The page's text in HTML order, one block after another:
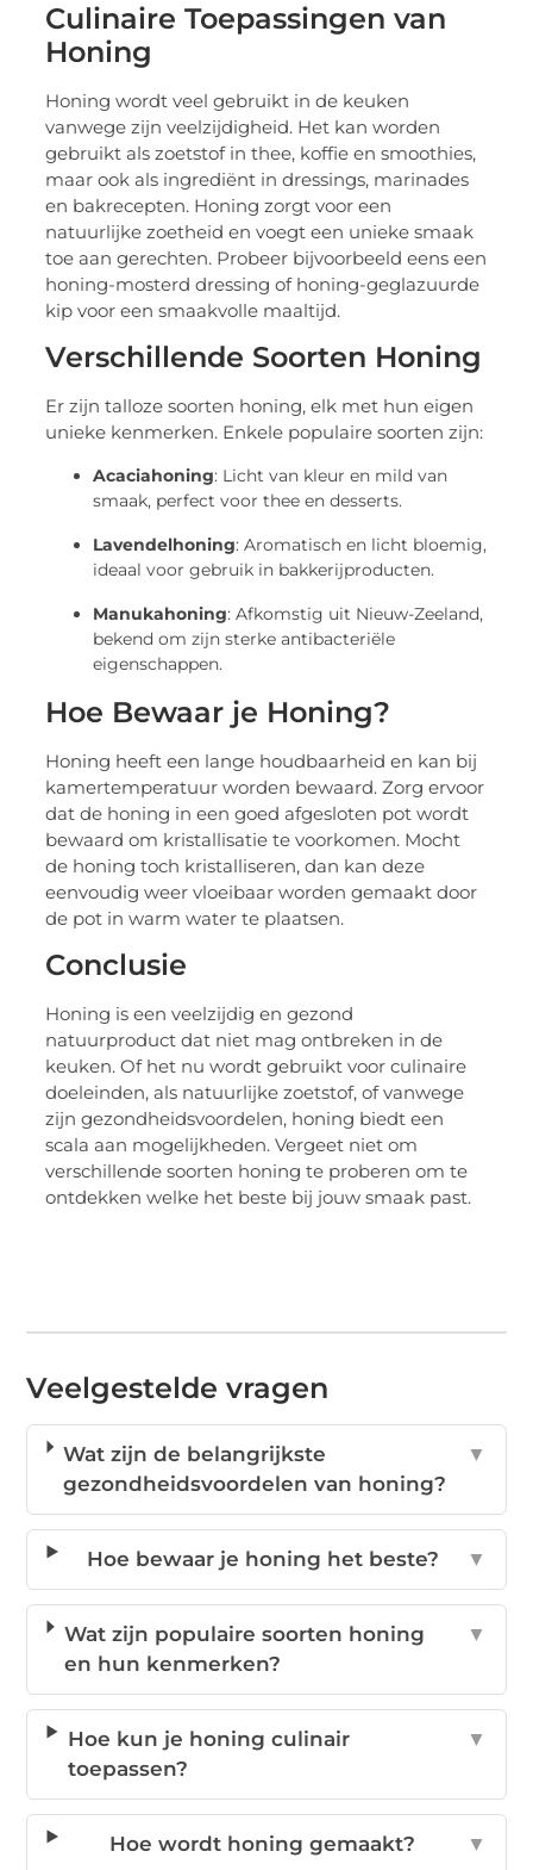
Culinaire Toepassingen van
Honing
Honing wordt veel gebruikt in de keuken
vanwege zijn veelzijdigheid. Het kan worden
gebruikt als zoetstof in thee, koffie en smoothies,
maar ook als ingrediënt in dressings, marinades
en bakrecepten. Honing zorgt voor een
natuurlijke zoetheid en voegt een unieke smaak
toe aan gerechten. Probeer bijvoorbeeld eens een
honing-mosterd dressing of honing-geglazuurde
kip voor een smaakvolle maaltijd.
Verschillende Soorten Honing
Er zijn talloze soorten honing, elk met hun eigen
unieke kenmerken. Enkele populaire soorten zijn:
Acaciahoning: Licht van kleur en mild van
smaak, perfect voor thee en desserts.
Lavendelhoning: Aromatisch en licht bloemig,
ideaal voor gebruik in bakkerijproducten.
Manukahoning: Afkomstig uit Nieuw-Zeeland,
bekend om zijn sterke antibacteriële
eigenschappen.
Hoe Bewaar je Honing?
Honing heeft een lange houdbaarheid en kan bij
kamertemperatuur worden bewaard. Zorg ervoor
dat de honing in een goed afgesloten pot wordt
bewaard om kristallisatie te voorkomen. Mocht
de honing toch kristalliseren, dan kan deze
eenvoudig weer vloeibaar worden gemaakt door
de pot in warm water te plaatsen.
Conclusie
Honing is een veelzijdig en gezond
natuurproduct dat niet mag ontbreken in de
keuken. Of het nu wordt gebruikt voor culinaire
doeleinden, als natuurlijke zoetstof, of vanwege
zijn gezondheidsvoordelen, honing biedt een
scala aan mogelijkheden. Vergeet niet om
verschillende soorten honing te proberen om te
ontdekken welke het beste bij jouw smaak past.
Veelgestelde vragen
Wat zijn de belangrijkste
gezondheidsvoordelen van honing?
▼
Hoe bewaar je honing het beste? ▼
Wat zijn populaire soorten honing
en hun kenmerken?
▼
Hoe kun je honing culinair
toepassen?
▼
Hoe wordt honing gemaakt? ▼